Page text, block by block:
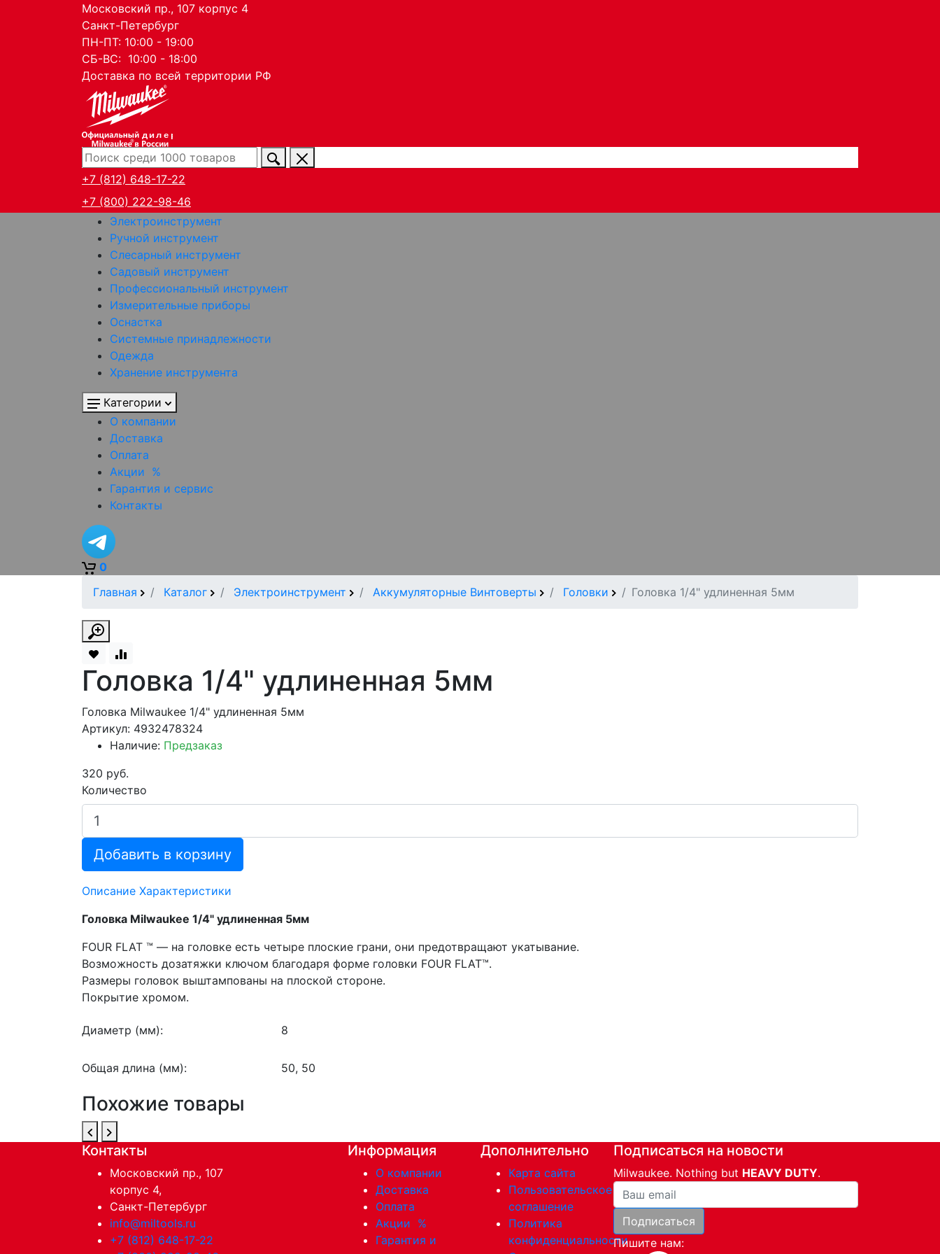
Московский пр., 107 корпус 4
Санкт-Петербург
ПН-ПТ: 10:00 - 19:00
СБ-ВС: 10:00 - 18:00
Доставка по всей территории РФ
дилер
+7 (812) 648-17-22
+7 (800) 222-98-46
Электроинструмент
Ручной инструмент
Слесарный инструмент
Садовый инструмент
Профессиональный инструмент
Измерительные приборы
Оснастка
Системные принадлежности
Одежда
Хранение инструмента
Категории
О компании
Доставка
Оплата
Акции %
Гарантия и сервис
Контакты
0
Главная
Каталог Электроинструмент Аккумуляторные Винтоверты Головки Головка 1/4" удлиненная 5мм
Головка 1/4" удлиненная 5мм
Головка Milwaukee 1/4" удлиненная 5мм
Артикул: 4932478324
Наличие: Предзаказ
320 руб.
Количество
Добавить в корзину
Описание Характеристики
Головка Milwaukee 1/4" удлиненная 5мм
FOUR FLAT ™ — на головке есть четыре плоские грани, они предотвращают укатывание.
Возможность дозатяжки ключом благодаря форме головки FOUR FLAT™.
Размеры головок выштампованы на плоской стороне.
Покрытие хромом.
Диаметр (мм): 8
Общая длина (мм): 50, 50
Похожие товары
Контакты
Московский пр., 107
корпус 4,
Санкт-Петербург
info@miltools.ru
+7 (812) 648-17-22
Информация
О компании
Доставка
Оплата
Акции %
Гарантия и
Дополнительно
Карта сайта
Пользовательское
соглашение
Политика
конфиденциальности
Подписаться на новости
Milwaukee. Nothing but HEAVY DUTY.
Ваша почта
Подписаться
Пишите нам: